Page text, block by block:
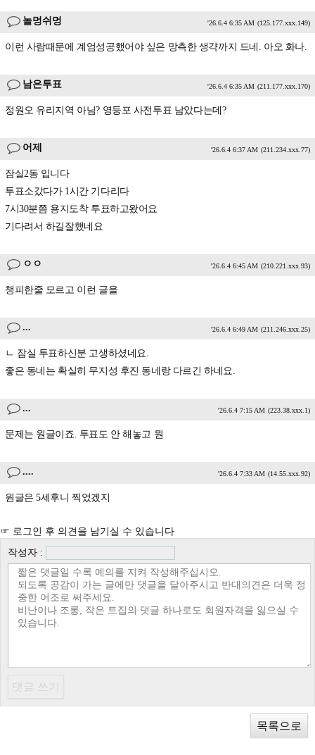
놀멍쉬멍 '26.6.4 6:35 AM (125.177.xxx.149)
이런 사람때문에 계엄성공했어야 싶은 망측한 생갹까지 드네. 아오 화나.
남은투표 '26.6.4 6:35 AM (211.177.xxx.170)
정원오 유리지역 아님? 영등포 사전투표 남았다는데?
어제 '26.6.4 6:37 AM (211.234.xxx.77)
잠실2동 입니다
투표소갔다가 1시간 기다리다
7시30분쯤 용지도착 투표하고왔어요
기다려서 하길잘했네요
ㅇㅇ '26.6.4 6:45 AM (210.221.xxx.93)
챙피한줄 모르고 이런 글을
... '26.6.4 6:49 AM (211.246.xxx.25)
ㄴ 잠실 투표하신분 고생하셨네요.
좋은 동네는 확실히 무지성 후진 동네랑 다르긴 하네요.
... '26.6.4 7:15 AM (223.38.xxx.1)
문제는 원글이죠. 투표도 안 해놓고 뭔
.... '26.6.4 7:33 AM (14.55.xxx.92)
원글은 5세후니 찍었겠지
☞ 로그인 후 의견을 남기실 수 있습니다
작성자 :
목록으로